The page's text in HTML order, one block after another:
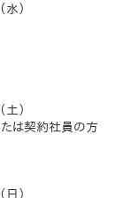
）
）
たは契約社員の方
）